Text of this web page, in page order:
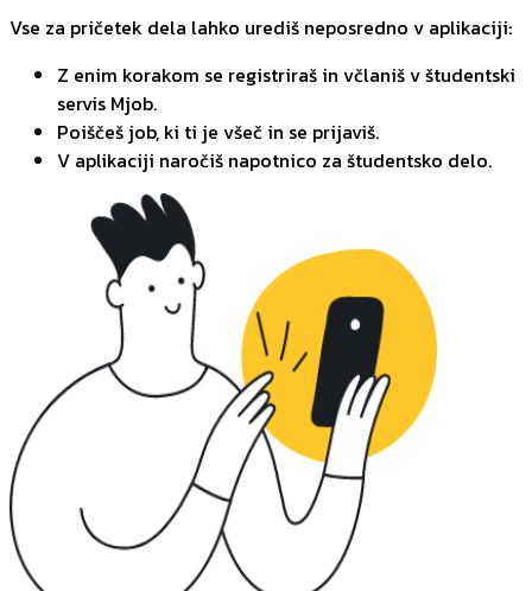
Vse za pričetek dela lahko urediš neposredno v aplikaciji:
Z enim korakom se registriraš in včlaniš v študentski
servis Mjob.
Poiščeš job, ki ti je všeč in se prijaviš.
V aplikaciji naročiš napotnico za študentsko delo.